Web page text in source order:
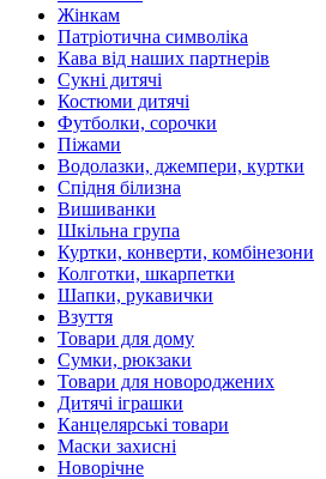
Жінкам
Патріотична символіка
Кава від наших партнерів
Сукні дитячі
Костюми дитячі
Футболки, сорочки
Піжами
Водолазки, джемпери, куртки
Спідня білизна
Вишиванки
Шкільна група
Куртки, конверти, комбінезони
Колготки, шкарпетки
Шапки, рукавички
Взуття
Товари для дому
Сумки, рюкзаки
Товари для новороджених
Дитячі іграшки
Канцелярські товари
Маски захисні
Новорічне